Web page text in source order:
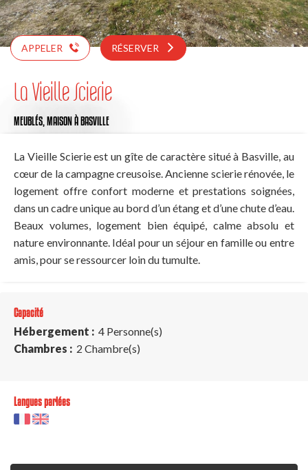
APPELER RÉSERVER
La Vieille Scierie
MEUBLÉS, MAISONÀ BASVILLE
La Vieille Scierie est un gîte de caractère situé à Basville, au
cœur de la campagne creusoise. Ancienne scierie rénovée, le
logement offre confort moderne et prestations soignées,
dans un cadre unique au bord d’un étang et d’une chute d’eau.
Beaux volumes, logement bien équipé, calme absolu et
nature environnante. Idéal pour un séjour en famille ou entre
amis, pour se ressourcer loin du tumulte.
Capacité
Hébergement : 4 Personne(s)
Chambres : 2 Chambre(s)
Langues parlées